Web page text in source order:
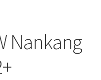
Nankang